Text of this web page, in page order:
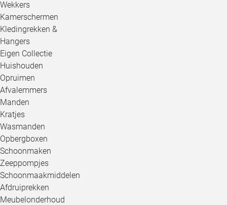
Wekkers
Kamerschermen
Kledingrekken &
Hangers
Eigen Collectie
Huishouden
Opruimen
Afvalemmers
Manden
Kratjes
Wasmanden
Opbergboxen
Schoonmaken
Zeeppompjes
Schoonmaakmiddelen
Afdruiprekken
Meubelonderhoud